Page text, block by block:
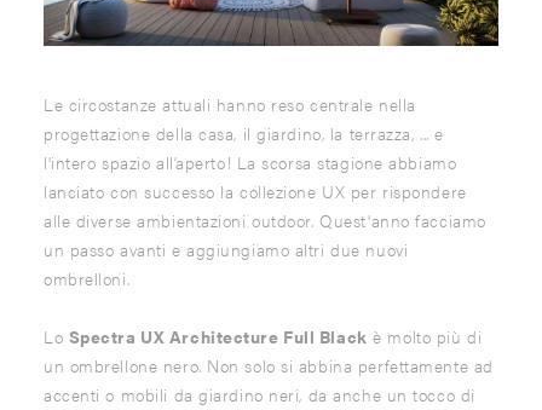
Le circostanze attuali hanno reso centrale nella
progettazione della casa, il giardino, la terrazza, ... e
l'intero spazio all’aperto! La scorsa stagione abbiamo
lanciato con successo la collezione UX per rispondere
alle diverse ambientazioni outdoor. Quest'anno facciamo
un passo avanti e aggiungiamo altri due nuovi
ombrelloni.
Lo Spectra UX Architecture Full Black è molto più di
un ombrellone nero. Non solo si abbina perfettamente ad
accenti o mobili da giardino neri, da anche un tocco di